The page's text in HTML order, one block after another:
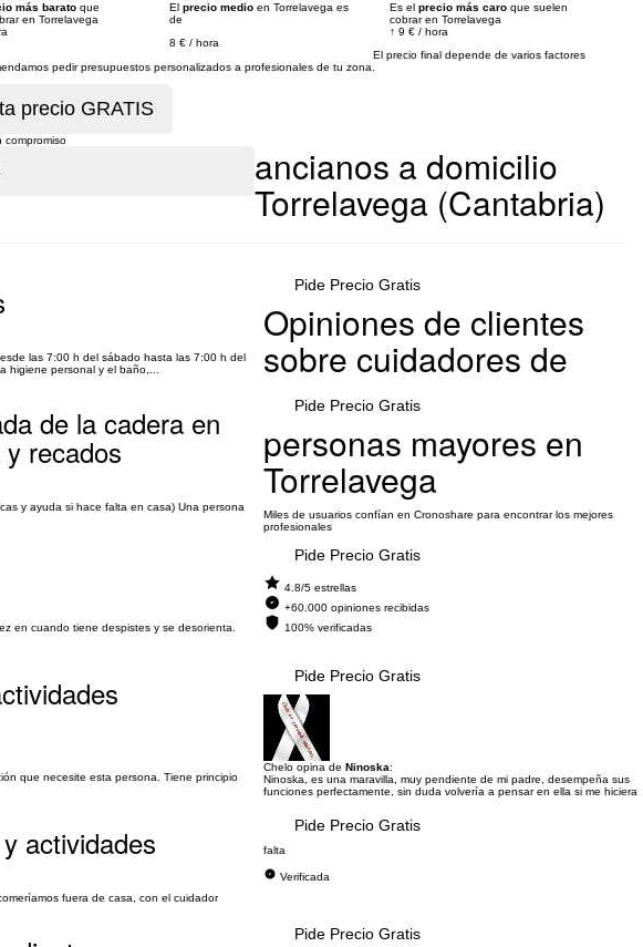
más barato que
en Torrelavega
El precio medio en Torrelavega es
de
8 € / hora
Es el precio más caro que suelen
cobrar en Torrelavega
↑ 9 € / hora
El precio final depende de varios factores
pedir presupuestos personalizados a profesionales de tu zona.
compromiso
ancianos a domicilio
Torrelavega (Cantabria)
las 7:00 h del sábado hasta las 7:00 h del
higiene personal y el baño,...
Pide Precio Gratis
de la cadera en
recados
y ayuda si hace falta en casa) Una persona
Pide Precio Gratis
en cuando tiene despistes y se desorienta.
Pide Precio Gratis
que necesite esta persona. Tiene principio
Pide Precio Gratis
actividades
fuera de casa, con el cuidador
Pide Precio Gratis
Pide Precio Gratis
Opiniones de clientes
sobre cuidadores de
personas mayores en
Torrelavega
Miles de usuarios confían en Cronoshare para encontrar los mejores
profesionales
4.8/5 estrellas
+60.000 opiniones recibidas
100% verificadas
Chelo opina de Ninoska:
Ninoska, es una maravilla, muy pendiente de mi padre, desempeña sus
funciones perfectamente, sin duda volvería a pensar en ella si me hiciera
falta
Verificada